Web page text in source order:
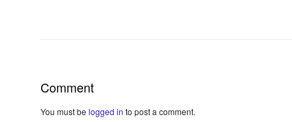
Comment
You must be logged in to post a comment.